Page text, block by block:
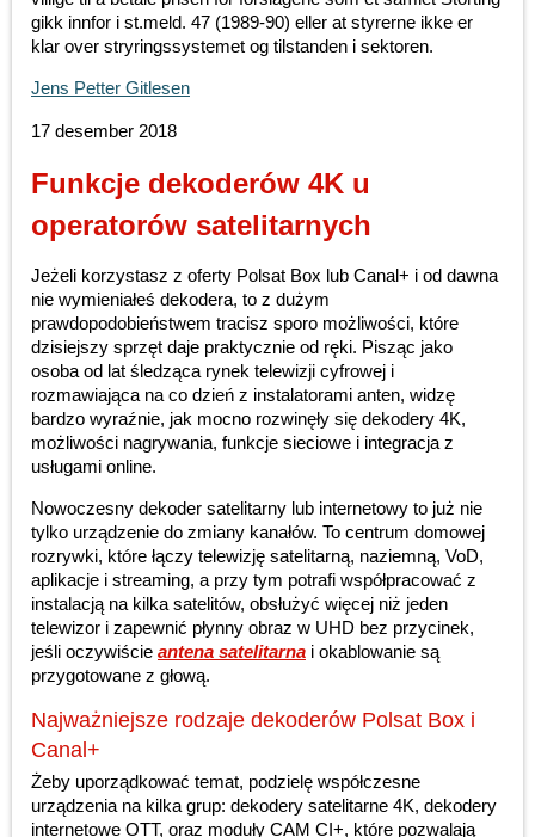
gikk innfor i st.meld. 47 (1989-90) eller at styrerne ikke er
klar over stryringssystemet og tilstanden i sektoren.
Jens Petter Gitlesen
17 desember 2018
Funkcje dekoderów 4K u
operatorów satelitarnych
Jeżeli korzystasz z oferty Polsat Box lub Canal+ i od dawna
nie wymieniałeś dekodera, to z dużym
prawdopodobieństwem tracisz sporo możliwości, które
dzisiejszy sprzęt daje praktycznie od ręki. Pisząc jako
osoba od lat śledząca rynek telewizji cyfrowej i
rozmawiająca na co dzień z instalatorami anten, widzę
bardzo wyraźnie, jak mocno rozwinęły się dekodery 4K,
możliwości nagrywania, funkcje sieciowe i integracja z
usługami online.
Nowoczesny dekoder satelitarny lub internetowy to już nie
tylko urządzenie do zmiany kanałów. To centrum domowej
rozrywki, które łączy telewizję satelitarną, naziemną, VoD,
aplikacje i streaming, a przy tym potrafi współpracować z
instalacją na kilka satelitów, obsłużyć więcej niż jeden
telewizor i zapewnić płynny obraz w UHD bez przycinek,
jeśli oczywiście antena satelitarna i okablowanie są
przygotowane z głową.
Najważniejsze rodzaje dekoderów Polsat Box i
Canal+
Żeby uporządkować temat, podzielę współczesne
urządzenia na kilka grup: dekodery satelitarne 4K, dekodery
internetowe OTT, oraz moduły CAM CI+, które pozwalają